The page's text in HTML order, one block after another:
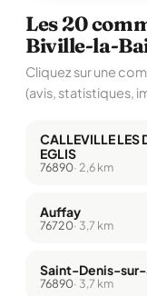
Les 20
Biville-la-
Cliquez sur une
(avis, statistiques,
CALLEVILLE LES
EGLIS
76890· 2,6 km
Auffay
76720· 3,7 km
Saint-Denis-
76890· 3,7 km